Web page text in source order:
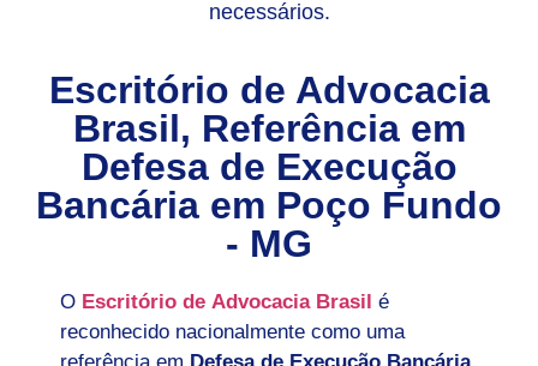
necessários.
Escritório de Advocacia
Brasil, Referência em
Defesa de Execução
Bancária em Poço Fundo
- MG
O Escritório de Advocacia Brasil é
reconhecido nacionalmente como uma
referência em Defesa de Execução Bancária,